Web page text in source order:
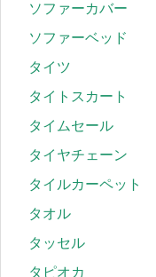
ソファーカバー
ソファーベッド
タイツ
タイトスカート
タイムセール
タイヤチェーン
タイルカーペット
タオル
タッセル
タピオカ